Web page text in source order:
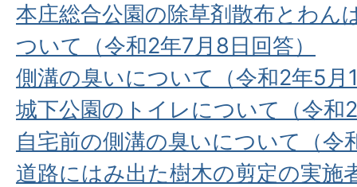
本庄総合公園の除草剤散布とわん
ついて（令和2年7月8日回答）
側溝の臭いについて（令和2年5⽉
城下公園のトイレについて（令和
自宅前の側溝の臭いについて（令
道路にはみ出た樹木の剪定の実施